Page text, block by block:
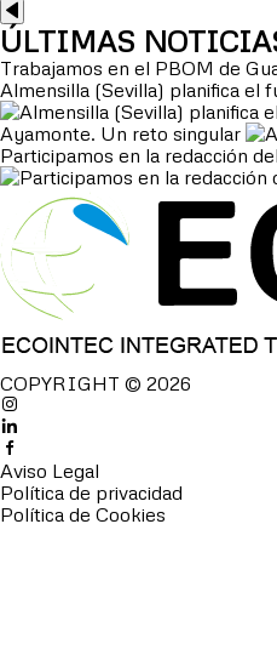
ÚLTIMAS
Trabajamos en el PBOM de
Almensilla (Sevilla) planifica el
Ayamonte. Un reto singular
Participamos en la redacción
COPYRIGHT © 2026
Aviso Legal
Política de privacidad
Política de Cookies